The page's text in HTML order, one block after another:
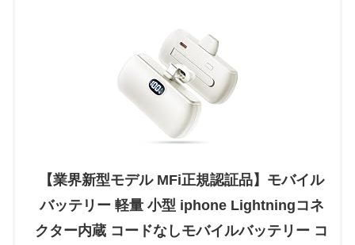
【業界新型モデル MFi正規認証品】モバイル
バッテリー 軽量 小型 iphone Lightningコネ
クター内蔵 コードなしモバイルバッテリー コ